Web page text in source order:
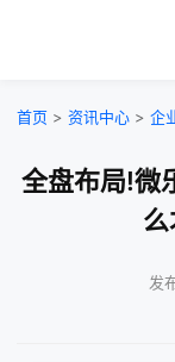
首页 > 资讯中心 > 企
全盘布局!微
发